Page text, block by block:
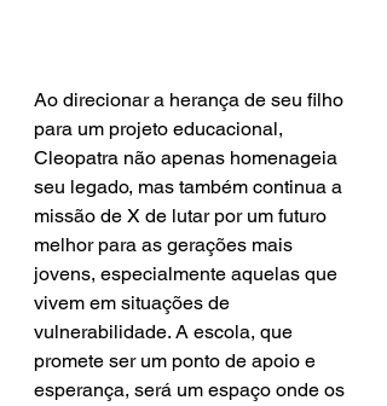
Ao direcionar a herança de seu filho
para um projeto educacional,
Cleopatra não apenas homenageia
seu legado, mas também continua a
missão de X de lutar por um futuro
melhor para as gerações mais
jovens, especialmente aquelas que
vivem em situações de
vulnerabilidade. A escola, que
promete ser um ponto de apoio e
esperança, será um espaço onde os